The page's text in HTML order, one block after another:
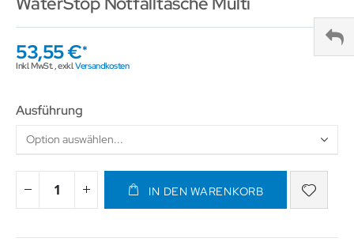
53,55 €
Inkl. MwSt.,exkl.Versandkosten
Ausführung
IN DEN WARENKORB